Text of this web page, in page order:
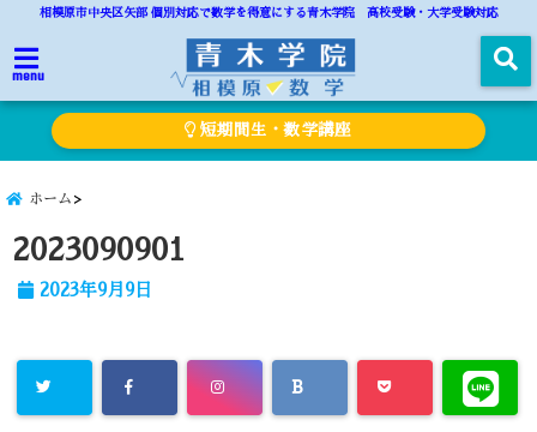
相模原市中央区矢部 個別対応で数学を得意にする青木学院 高校受験・大学受験対応
menu
短期間生・数学講座
ホーム
2023090901
2023年9月9日